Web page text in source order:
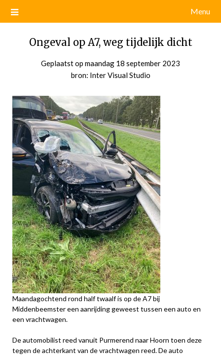
Menu
Ongeval op A7, weg tijdelijk dicht
Geplaatst op maandag 18 september 2023
bron: Inter Visual Studio
Maandagochtend rond half twaalf is op de A7 bij
Middenbeemster een aanrijding geweest tussen een auto en
een vrachtwagen.
De automobilist reed vanuit Purmerend naar Hoorn toen deze
tegen de achterkant van de vrachtwagen reed. De auto